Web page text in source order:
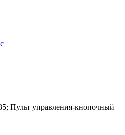
Пульт управления-кнопочный